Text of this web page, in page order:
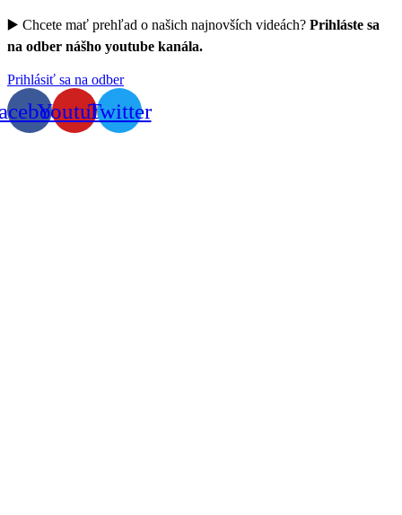
▶️ Chcete mať prehľad o našich najnovších videách? Prihláste sa
na odber nášho youtube kanála.
Prihlásiť sa na odber
YoutubeTwitter